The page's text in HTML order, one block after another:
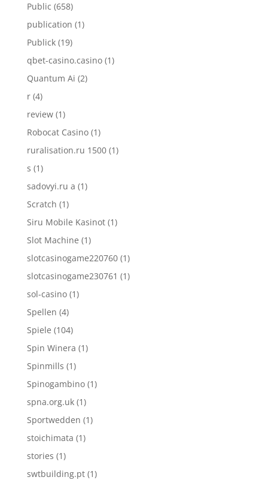
Public (658)
publication (1)
Publick(19)
qbet-casino.casino(1)
Quantum Ai (2)
r(4)
review(1)
Robocat Casino(1)
ruralisation.ru 1500(1)
s (1)
sadovyi.ru a (1)
Scratch (1)
Siru Mobile Kasinot(1)
Slot Machine (1)
slotcasinogame220760(1)
slotcasinogame230761 (1)
sol-casino(1)
Spellen (4)
Spiele (104)
Spin Winera (1)
Spinmills (1)
Spinogambino(1)
spna.org.uk(1)
Sportwedden (1)
stoichimata (1)
stories (1)
swtbuilding.pt(1)